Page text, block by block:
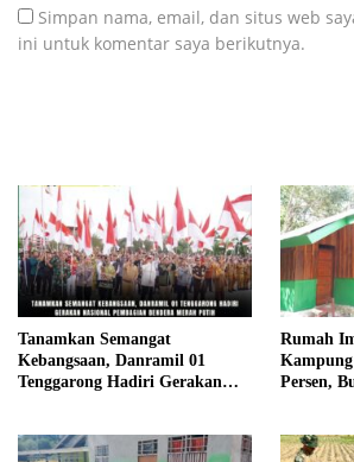
Simpan nama, email, dan situs web
ini untuk komentar saya berikutnya.
Tanamkan Semangat
Kebangsaan, Danramil 01
Tenggarong Hadiri Gerakan
Rumah
Kampung
Persen,